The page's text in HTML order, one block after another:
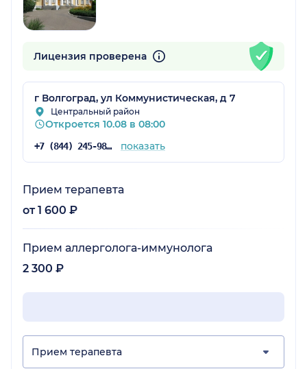
Лицензия проверена
г Волгоград, ул Коммунистическая, д 7
Центральный район
Откроется 10.08 в 08:00
+7 (844) 245-98-54 показать
Прием терапевта
от 1 600 ₽
Прием аллерголога-иммунолога
2 300 ₽
Прием терапевта